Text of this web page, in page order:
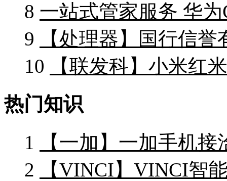
8 一站式管家服务 华
9
【处理器】国行信
10
【联发科】小米红
热门知识
1
【一加】一加手机
2
【VINCI】VINCI智